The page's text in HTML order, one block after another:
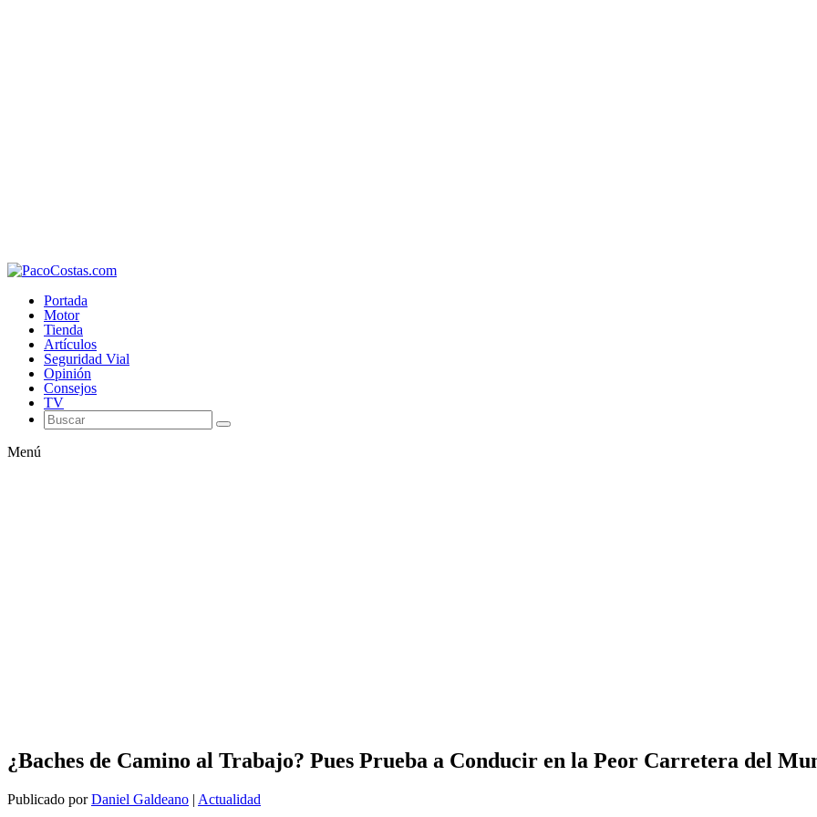
Portada
Motor
Tienda
Artículos
Seguridad Vial
Opinión
Consejos
TV
Menú
¿Baches de Camino al Trabajo? Pues Prueba a Conducir en la Peor Carretera del
Publicado porDaniel Galdeano | Actualidad